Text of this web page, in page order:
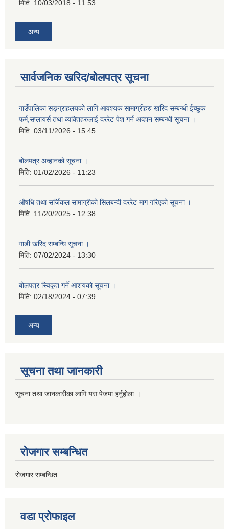
मिति: 10/03/2018 - 11:53
अन्य
सार्वजनिक खरिद/बोलपत्र सूचना
गाउँपालिका सङ्ग्राहलयको लागि आवश्यक सामाग्रीहरु खरिद सम्बन्धी ईच्छुक
फर्म,सप्लायर्स तथा व्यक्तिहरुलाई दररेट पेश गर्न अव्हान सम्बन्धी सूचना ।
मिति: 03/11/2026 - 15:45
बोलपत्र अव्हानको सूचना ।
मिति: 01/02/2026 - 11:23
औषधि तथा सर्जिकल सामाग्रीको सिलबन्दी दररेट माग गरिएको सूचना ।
मिति: 11/20/2025 - 12:38
गाडी खरिद सम्बन्धि सूचना ।
मिति: 07/02/2024 - 13:30
बोलपत्र स्विकृत गर्ने आशयको सूचना ।
मिति: 02/18/2024 - 07:39
अन्य
सूचना तथा जानकारी
सूचना तथा जानकारीका लागि यस पेजमा हर्नुहोला ।
रोजगार सम्बन्धित
रोजगार सम्बन्धित
वडा प्रोफाइल